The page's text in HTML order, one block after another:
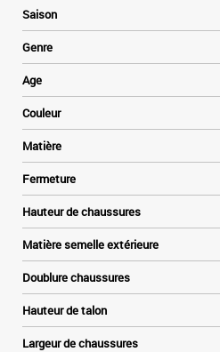
Saison
Genre
Age
Couleur
Matière
Fermeture
Hauteur de chaussures
Matière semelle extérieure
Doublure chaussures
Hauteur de talon
Largeur de chaussures